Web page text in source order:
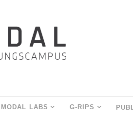
MODAL LABS G-RIPS